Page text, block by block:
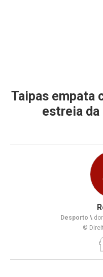
Taipas empata
estreia da
Desporto \
©